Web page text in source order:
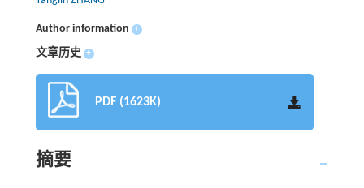
Author information +
文章历史 +
PDF (1623K)
摘要